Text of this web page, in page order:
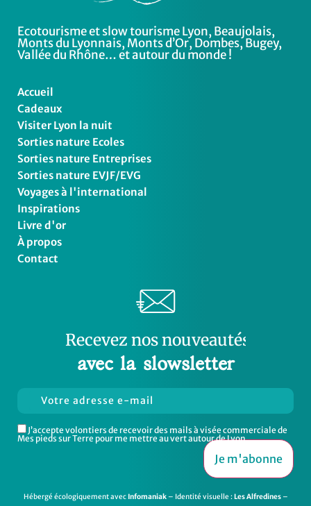
Ecotourisme et slow tourisme Lyon, Beaujolais,
Monts du Lyonnais, Monts d’Or, Dombes, Bugey,
Vallée du Rhône… et autour du monde !
Accueil
Cadeaux
Visiter Lyon la nuit
Sorties nature Ecoles
Sorties nature Entreprises
Sorties nature EVJF/EVG
Voyages à l'international
Inspirations
Livre d'or
À propos
Contact
Recevez ouveautés
n osbon
avec la slowsletter
J’accepte volontiers de recevoir des mails à visée commerciale de
Mes pieds sur Terre pour me mettre au vert autour de Lyon
Hébergé écologiquement avec Infomaniak– Identité visuelle :Les Alfredines–